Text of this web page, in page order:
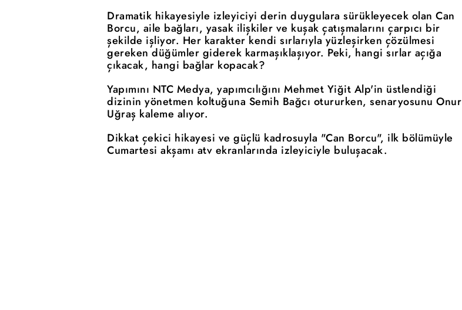
Dramatik hikayesiyle izleyiciyi derin duygulara sürükleyecek olan Can
Borcu, aile bağları, yasak ilişkiler ve kuşak çatışmalarını çarpıcı bir
şekilde işliyor. Her karakter kendi sırlarıyla yüzleşirken çözülmesi
gereken düğümler giderek karmaşıklaşıyor. Peki, hangi sırlar açığa
çıkacak, hangi bağlar kopacak?
Yapımını NTC Medya, yapımcılığını Mehmet Yiğit Alp'in üstlendiği
dizinin yönetmen koltuğuna Semih Bağcı otururken, senaryosunu Onur
Uğraş kaleme alıyor.
Dikkat çekici hikayesi ve güçlü kadrosuyla "Can Borcu", ilk bölümüyle
Cumartesi akşamı atv ekranlarında izleyiciyle buluşacak.